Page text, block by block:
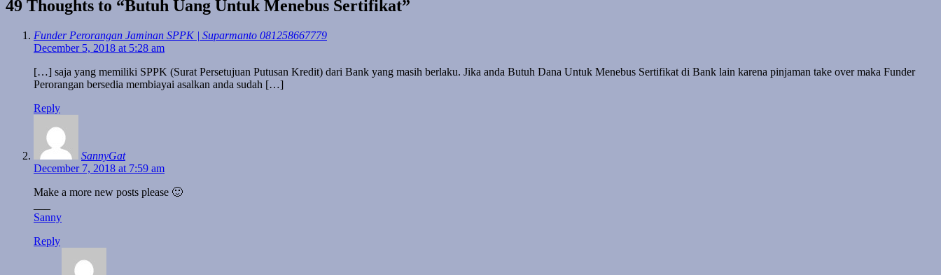
49 Thoughts to “Butuh Uang Untuk Menebus Sertifikat”
Funder Perorangan Jaminan SPPK | Suparmanto 081258667779
December 5, 2018 at 5:28 am
[…] saja yang memiliki SPPK (Surat Persetujuan Putusan Kredit) dari Bank yang masih berlaku. Jika anda Butuh Dana Untuk Menebus Sertifikat di Bank lain karena pinjaman take over maka Funder
Perorangan bersedia membiayai asalkan anda sudah […]
Reply
SannyGat
December 7, 2018 at 7:59 am
Make a more new posts please 🙂
Sanny
Reply